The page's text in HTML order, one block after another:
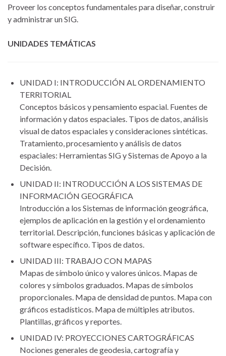
Proveer los conceptos fundamentales para diseñar, construir
y administrar un SIG.
UNIDADES TEMÁTICAS
UNIDAD I: INTRODUCCIÓN AL ORDENAMIENTO
TERRITORIAL
Conceptos básicos y pensamiento espacial. Fuentes de
información y datos espaciales. Tipos de datos, análisis
visual de datos espaciales y consideraciones sintéticas.
Tratamiento, procesamiento y análisis de datos
espaciales: Herramientas SIG y Sistemas de Apoyo a la
Decisión.
UNIDAD II: INTRODUCCIÓN A LOS SISTEMAS DE
INFORMACIÓN GEOGRÁFICA
Introducción a los Sistemas de información geográfica,
ejemplos de aplicación en la gestión y el ordenamiento
territorial. Descripción, funciones básicas y aplicación de
software específico. Tipos de datos.
UNIDAD III: TRABAJO CON MAPAS
Mapas de símbolo único y valores únicos. Mapas de
colores y símbolos graduados. Mapas de símbolos
proporcionales. Mapa de densidad de puntos. Mapa con
gráficos estadísticos. Mapa de múltiples atributos.
Plantillas, gráficos y reportes.
UNIDAD IV: PROYECCIONES CARTOGRÁFICAS
Nociones generales de geodesia, cartografía y